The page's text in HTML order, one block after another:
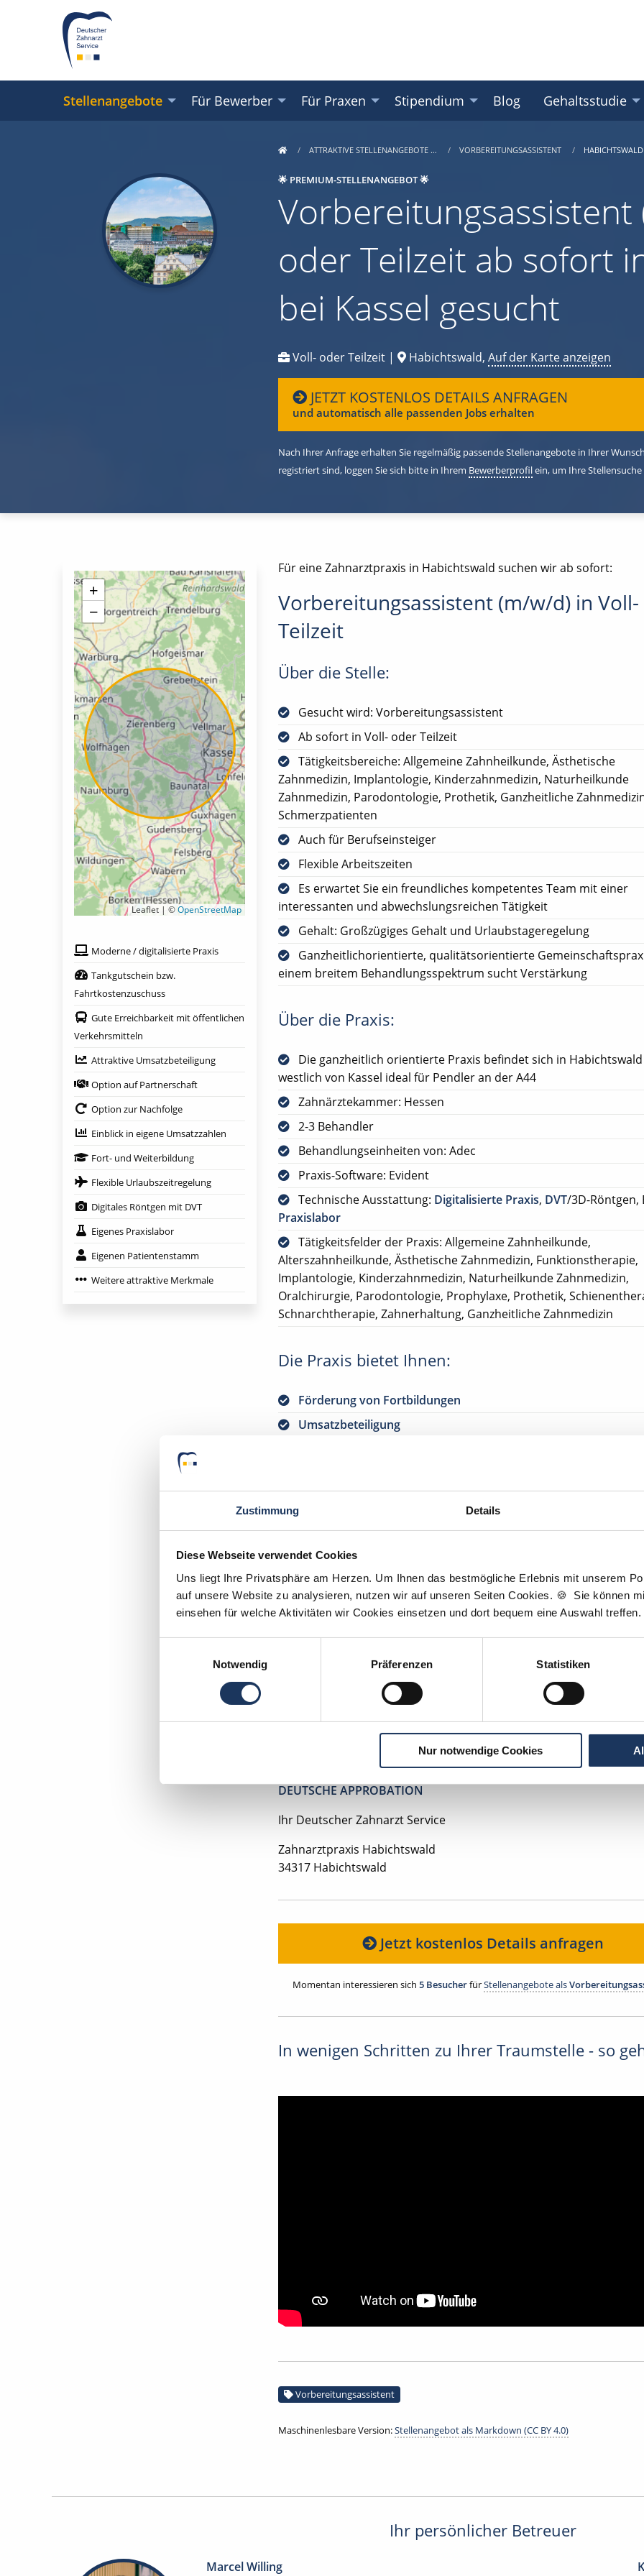
Zustimmung Details
Diese Webseite verwendet Cookies
Uns liegt Ihre Privatsphäre am Herzen. Um Ihnen das bestmögliche Erlebnis mit unserem
auf unsere Website zu analysieren, nutzen wir auf unseren Seiten Cookies. 🍪 Sie können
einsehen für welche Aktivitäten wir Cookies einsetzen und dort bequem eine Auswahl treffen.
Notwendig
Präferenzen Statistiken
Nur notwendige Cookies
Stellenangebote Für Bewerber Für Praxen Stipendium Blog Gehaltsstudie
ATTRAKTIVE STELLENANGEBOTE … VORBEREITUNGSASSISTENT HABICHTSWALD
🌟 PREMIUM-STELLENANGEBOT 🌟
oder Teilzeit ab sofort
bei Kassel gesucht
Voll- oder Teilzeit | Habichtswald, Auf der Karte anzeigen
JETZT KOSTENLOS DETAILS ANFRAGEN
und automatisch alle passenden Jobs erhalten
Nach Ihrer Anfrage erhalten Sie regelmäßig passende Stellenangebote in Ihrer
registriert sind, loggen Sie sich bitte in Ihrem Bewerberprofilein, um Ihre
Für eine Zahnarztpraxis in Habichtswald suchen wir ab sofort:
Vorbereitungsassistent (m/w/d) in
Teilzeit
Über die Stelle:
Gesucht wird: Vorbereitungsassistent
Ab sofort in Voll- oder Teilzeit
Tätigkeitsbereiche: Allgemeine Zahnheilkunde, Ästhetische
Zahnmedizin, Implantologie, Kinderzahnmedizin, Naturheilkunde
Zahnmedizin, Parodontologie, Prothetik, Ganzheitliche
Schmerzpatienten
Auch für Berufseinsteiger
Flexible Arbeitszeiten
Es erwartet Sie ein freundliches kompetentes Team mit einer
interessanten und abwechslungsreichen Tätigkeit
Gehalt: Großzügiges Gehalt und Urlaubstageregelung
Ganzheitlichorientierte, qualitätsorientierte
einem breitem Behandlungsspektrum sucht Verstärkung
Über die Praxis:
Die ganzheitlich orientierte Praxis befindet sich in Habichtswald
westlich von Kassel ideal für Pendler an der A44
Zahnärztekammer: Hessen
2-3 Behandler
Behandlungseinheiten von: Adec
Praxis-Software: Evident
Technische Ausstattung: Digitalisierte Praxis, DVT/3D-Röntgen,
Praxislabor
Tätigkeitsfelder der Praxis: Allgemeine Zahnheilkunde,
Alterszahnheilkunde, Ästhetische Zahnmedizin, Funktionstherapie,
Implantologie, Kinderzahnmedizin, Naturheilkunde Zahnmedizin,
Oralchirurgie, Parodontologie, Prophylaxe, Prothetik,
Schnarchtherapie, Zahnerhaltung, Ganzheitliche Zahnmedizin
Die Praxis bietet Ihnen:
Förderung von Fortbildungen
Umsatzbeteiligung
Einblick in
Umsatzzahlen
Option zur Nachfolge
Option zur Partnerschaftmit/ohne Kapitalbeteiligung
Weihnachtsgeld
Bitte sehen Sie von Bewerbungen per Post oder E-Mail ab.
VORAUSSETZUNG FÜR EINE BEWERBUNG BEI UNSEREN KUNDEN
DEUTSCHE APPROBATION
Ihr Deutscher Zahnarzt Service
Zahnarztpraxis Habichtswald
34317 Habichtswald
Jetzt kostenlos Details anfragen
Momentan interessieren sich 5 BesucherfürStellenangebote als
In wenigen Schritten zu Ihrer Traumstelle - so
Vorbereitungsassistent
Maschinenlesbare Version:Stellenangebot als Markdown (CC BY 4.0)
+
−
Leaflet | ©OpenStreetMap
Moderne / digitalisierte Praxis
Tankgutschein bzw.
Fahrtkostenzuschuss
Gute Erreichbarkeit mit öffentlichen
Verkehrsmitteln
Attraktive Umsatzbeteiligung
Option auf Partnerschaft
Option zur Nachfolge
Einblick in eigene Umsatzzahlen
Fort- und Weiterbildung
Flexible Urlaubszeitregelung
Digitales Röntgen mit DVT
Eigenes Praxislabor
Eigenen Patientenstamm
Weitere attraktive Merkmale
Ihr persönlicher Betreuer
Marcel Willing